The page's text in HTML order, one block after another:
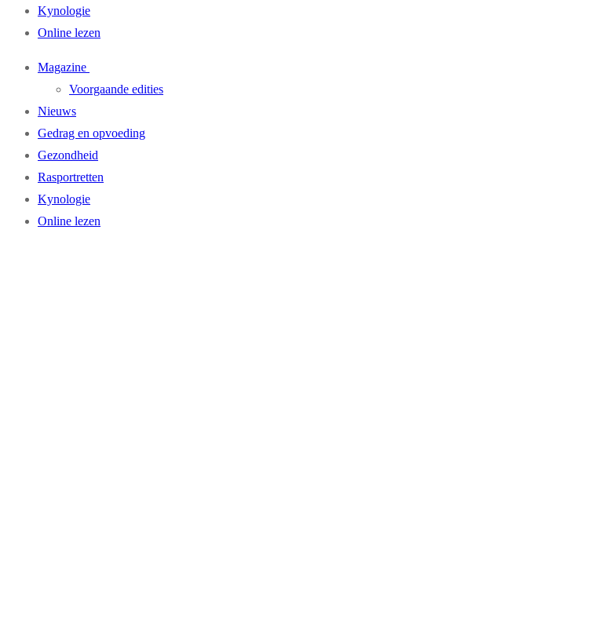
Kynologie
Online lezen
Magazine
Voorgaande edities
Nieuws
Gedrag en opvoeding
Gezondheid
Rasportretten
Kynologie
Online lezen